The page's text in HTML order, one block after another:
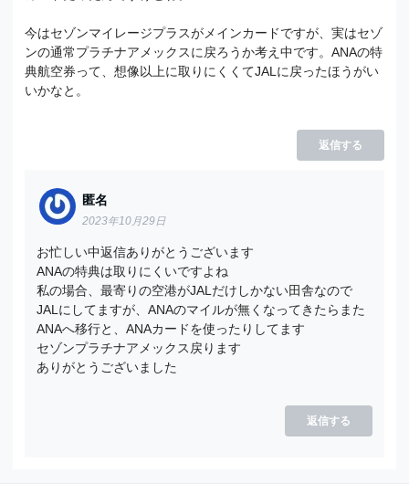
今はセゾンマイレージプラスがメインカードですが、実はセゾ
ンの通常プラチナアメックスに戻ろうか考え中です。ANAの特
典航空券って、想像以上に取りにくくてJALに戻ったほうがい
いかなと。
返信する
匿名
2023年10月29日
お忙しい中返信ありがとうございます
ANAの特典は取りにくいですよね
私の場合、最寄りの空港がJALだけしかない田舎なので
JALにしてますが、ANAのマイルが無くなってきたらまた
ANAへ移行と、ANAカードを使ったりしてます
セゾンプラチナアメックス戻ります
ありがとうございました
返信する